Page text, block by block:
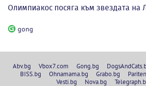
Олимпиакос посяга към звездата на
gong
Abv.bg Vbox7.com Gong.bg
BISS.bg
Ohnamama.bg Grabo.bg
Vesti.bg
Nova.bg